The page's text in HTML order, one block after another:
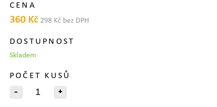
CENA
360 Kč 298 Kč bez DPH
DOSTUPNOST
Skladem
POČET KUSŮ
-
+